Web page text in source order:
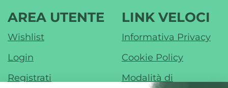
AREA UTENTE
Wishlist
Login
Registrati
LINK VELOCI
Informativa Privacy
Cookie Policy
Modalità di